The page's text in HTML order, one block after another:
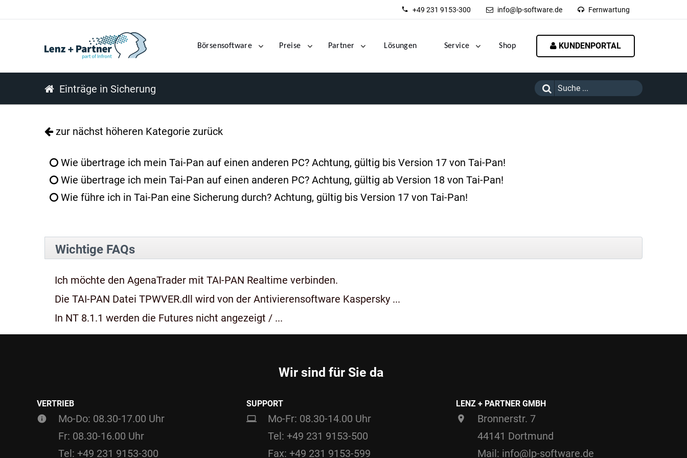
+49 231 9153-300 info@lp-software.de Fernwartung
Börsensoftware Preise Partner Lösungen Service Shop KUNDENPORTAL
Einträge in Sicherung
zur nächst höheren Kategorie zurück
Wie übertrage ich mein Tai-Pan auf einen anderen PC? Achtung, gültig bis Version 17 von Tai-Pan!
Wie übertrage ich mein Tai-Pan auf einen anderen PC? Achtung, gültig ab Version 18 von Tai-Pan!
Wie führe ich in Tai-Pan eine Sicherung durch? Achtung, gültig bis Version 17 von Tai-Pan!
Wichtige FAQs
Ich möchte den AgenaTrader mit TAI-PAN Realtime verbinden.
Die TAI-PAN Datei TPWVER.dll wird von der Antivierensoftware Kaspersky ...
In NT 8.1.1 werden die Futures nicht angezeigt / ...
Wir sind für Sie da
VERTRIEB
Mo-Do: 08.30-17.00 Uhr
Fr: 08.30-16.00 Uhr
Tel: +49 231 9153-300
SUPPORT
Mo-Fr: 08.30-14.00 Uhr
Tel: +49 231 9153-500
Fax: +49 231 9153-599
LENZ + PARTNER GMBH
Bronnerstr. 7
44141 Dortmund
Mail: info@lp-software.de